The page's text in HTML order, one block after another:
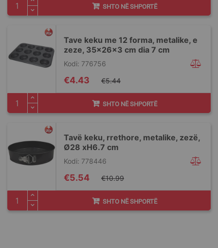
SHTO NË SHPORTË
Tave keku me 12 forma, metalike, e
zeze, 35x26x3 cm dia 7 cm
Kodi: 776756
Special
Price
€4.43 €5.44
SHTO NË SHPORTË
Tavë keku, rrethore, metalike, zezë,
Ø28 xH6.7 cm
Kodi: 778446
Special
Price
€5.54 €10.99
SHTO NË SHPORTË